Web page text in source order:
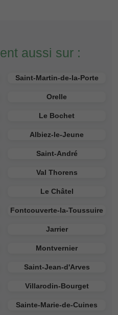
aussi sur :
Saint-Martin-de-la-Porte
Orelle
Le Bochet
Albiez-le-Jeune
Saint-André
Val Thorens
Le Châtel
Fontcouverte-la-Toussuire
Jarrier
Montvernier
Saint-Jean-d'Arves
Villarodin-Bourget
Sainte-Marie-de-Cuines